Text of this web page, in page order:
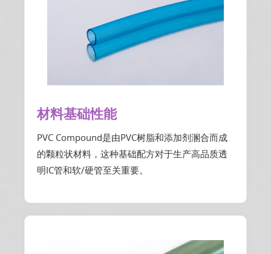
材料基础性能
PVC Compound是由PVC树脂和添加剂溷合而成
的颗粒状材料，这种基础配方对于生产高品质透
明IC管和软/硬管至关重要。